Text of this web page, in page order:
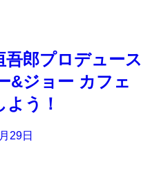
吾郎プロデュース
&ジョー カフェ
よう！
29日